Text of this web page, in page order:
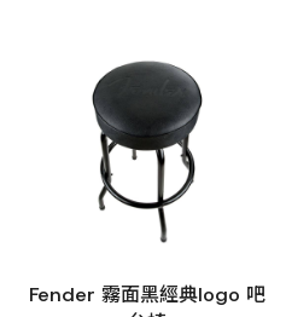
Fender 霧面黑經典logo 吧